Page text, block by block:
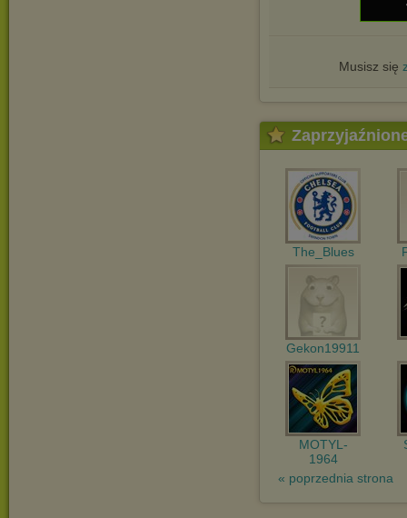
Musisz się
The_Blues
Gekon19911
MOTYL-
1964
« poprzednia strona